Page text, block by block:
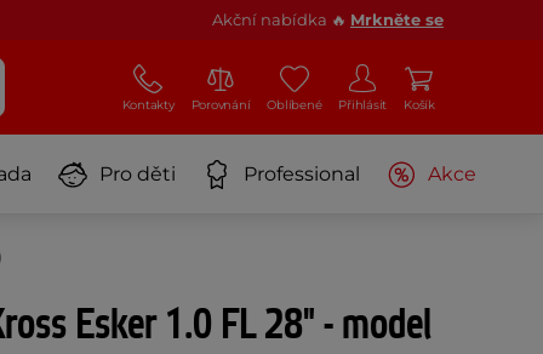
Akční nabídka 🔥 Mrkněte se
Kontakty Porovnání Oblíbené Přihlásit Košík
Pro děti Professional Akce
Esker 1.0 FL 28" - model